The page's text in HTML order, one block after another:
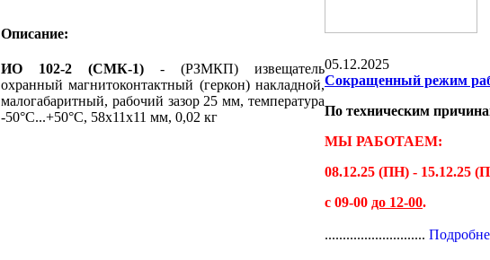
Описание:
ИО 102-2 (СМК-1) - (РЗМКП) извещатель
охранный магнитоконтактный (геркон) накладной,
малогабаритный, рабочий зазор 25 мм, температура
-50°С...+50°С, 58х11х11 мм, 0,02 кг
05.12.2025
Сокращенный режим
По техническим
МЫ РАБОТАЕМ:
08.12.25 (ПН) - 15.12.25
с 09-00 до 12-00.
............................